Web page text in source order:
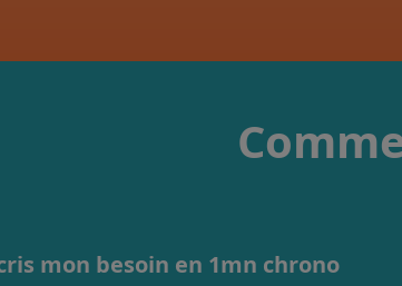
mon besoin en 1mn chrono